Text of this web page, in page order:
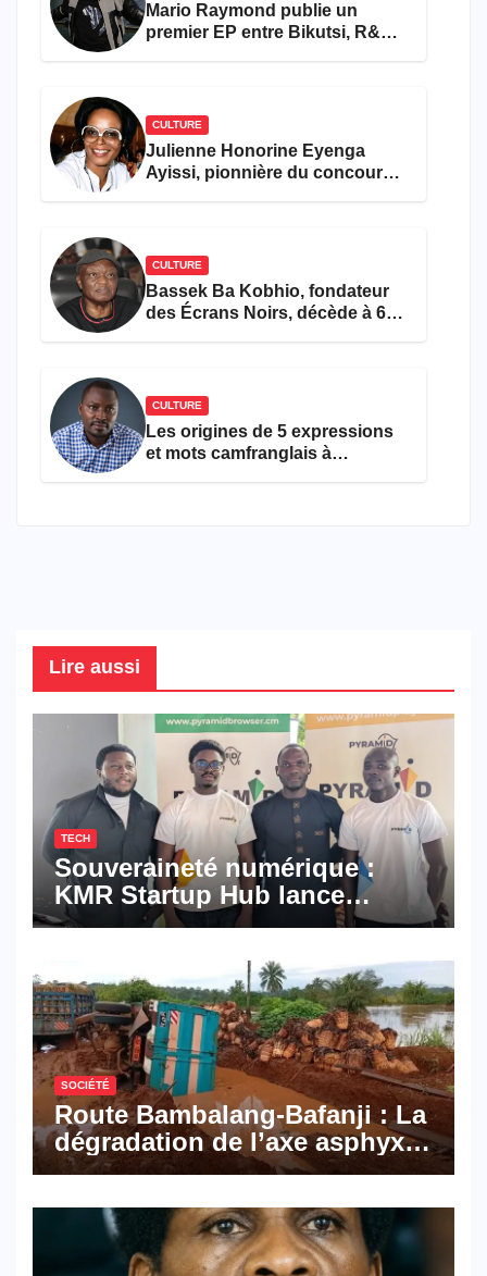
Mario Raymond publie un
premier EP entre Bikutsi, R&B
CULTURE
Julienne Honorine Eyenga
Ayissi, pionnière du concours
CULTURE
Bassek Ba Kobhio, fondateur
des Écrans Noirs, décède à 69
CULTURE
Les origines de 5 expressions
et mots camfranglais à
Lire aussi
TECH
Souveraineté numérique :
KMR Startup Hub lance
Pyramid Browser et Pyramid
numériques made in
Cameroon
SOCIÉTÉ
Route Bambalang-Bafanji : La
dégradation de l’axe asphyxie
les activités économiques